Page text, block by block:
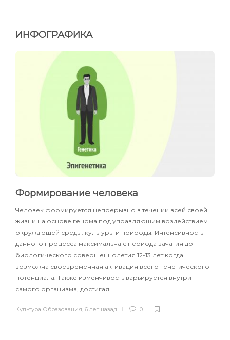
ИНФОГРАФИКА
Формирование человека
Человек формируется непрерывно в течении всей своей
жизни на основе генома под управляющим воздействием
окружающей среды: культуры и природы. Интенсивность
данного процесса максимальна с периода зачатия до
биологического совершеннолетия 12-13 лет когда
возможна своевременная активация всего генетического
потенциала. Также изменчивость варьируется внутри
самого организма, достигая…
Культура Образования, 6 лет назад 0